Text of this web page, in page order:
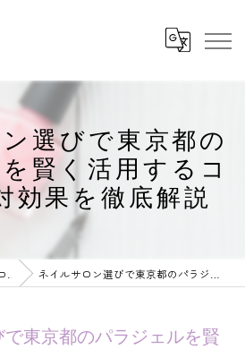
選びで東京都の
賢く活用するコ
効果を徹底解説
ム ネイルサロン選びで東京都のパラジェルを賢く活用するコツと費用対効果を徹底解説
東京都のパラジェルを賢